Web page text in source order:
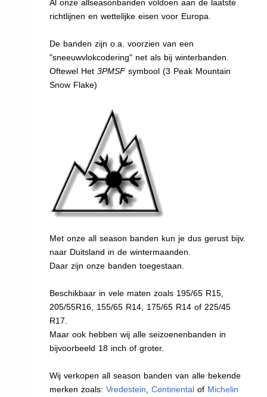
Al onze allseasonbanden voldoen aan de laatste
richtlijnen en wettelijke eisen voor Europa.
De banden zijn o.a. voorzien van een
"sneeuwvlokcodering" net als bij winterbanden.
Oftewel Het3PMSFsymbool (3 Peak Mountain
Snow Flake)
Met onze all season banden kun je dus gerust bijv.
naar Duitsland in de wintermaanden.
Daar zijn onze banden toegestaan.
Beschikbaar in vele maten zoals 195/65 R15,
205/55R16, 155/65 R14, 175/65 R14 of 225/45
R17.
Maar ook hebben wij alle seizoenenbanden in
bijvoorbeeld 18 inch of groter.
Wij verkopen all season banden van alle bekende
merken zoals:Vredestein ,Continental of Michelin